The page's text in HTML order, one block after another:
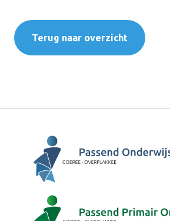
Terug naar overzicht